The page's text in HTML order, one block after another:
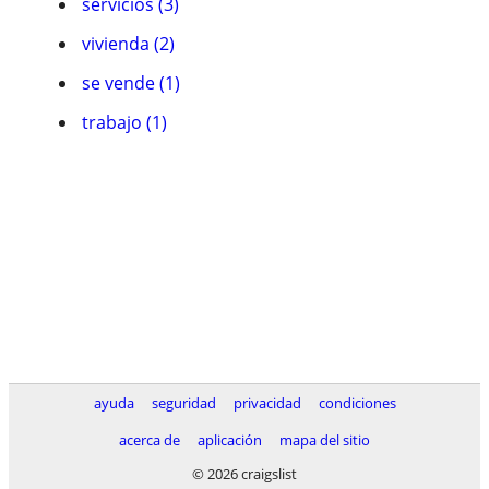
vivienda (2)
se vende (1)
trabajo (1)
ayuda seguridad privacidad
condiciones
acerca de
aplicación
mapa del sitio
© 2026 craigslist